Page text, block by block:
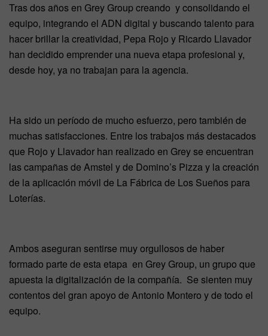
Tras dos años en Grey Group creando y consolidando el
equipo, integrando el ADN digital y buscando talento para
hacer brillar la creatividad, Pepa Rojo y Ricardo Llavador
han decidido emprender una nueva etapa profesional y,
desde hoy, ya no trabajan para la agencia.
Ha sido un período de mucho esfuerzo, pero también de
muchas satisfacciones. Entre los trabajos más destacados
que Rojo y Llavador han realizado en Grey se encuentran
las campañas de Amstel y de Domino’s Pizza y la creación
de la aplicación móvil de La Fábrica de Los Sueños para
Loterías.
Ambos aseguran sentirse muy orgullosos de haber
formado parte de esta etapa en Grey Group, un grupo que
apuesta la digitalización de la compañía. Se sienten muy
contentos del gran apoyo de Antonio Montero y de todo el
equipo.